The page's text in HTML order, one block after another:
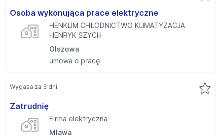
Osoba wykonująca prace elektryczne
HENKLIM CHŁODNICTWO KLIMATYZACJA
HENRYK SZYCH
Olszowa
umowa o pracę
Zatrudnię
Firma elektryczna
Mława
Wygasa za 3 dni